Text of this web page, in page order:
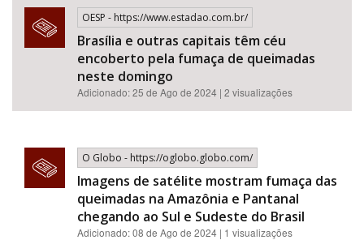
OESP - https://www.estadao.com.br/
Brasília e outras capitais têm céu
encoberto pela fumaça de queimadas
neste domingo
Adicionado: 25 de Ago de 2024 | 2 visualizações
O Globo - https://oglobo.globo.com/
Imagens de satélite mostram fumaça das
queimadas na Amazônia e Pantanal
chegando ao Sul e Sudeste do Brasil
Adicionado: 08 de Ago de 2024 | 1 visualizações